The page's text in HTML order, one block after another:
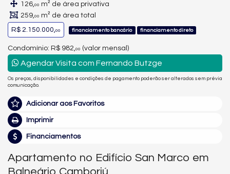
126,00 m² de área privativa
259,00 m² de área total
R$ 2.150.000,00 financiamento bancário financiamento direto
Condomínio: R$ 982, 00 (valor mensal)
Agendar Visita com Fernando Butzge
Os preços, disponibilidades e condições de pagamento poderão ser alterados sem prévia
comunicação.
Adicionar aos Favoritos
Imprimir
Financiamentos
Apartamento no Edifício San Marco em